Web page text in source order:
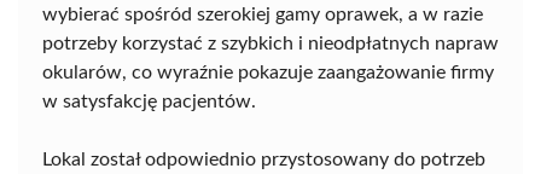
wybierać spośród szerokiej gamy oprawek, a w razie
potrzeby korzystać z szybkich i nieodpłatnych napraw
okularów, co wyraźnie pokazuje zaangażowanie firmy
w satysfakcję pacjentów.
Lokal został odpowiednio przystosowany do potrzeb